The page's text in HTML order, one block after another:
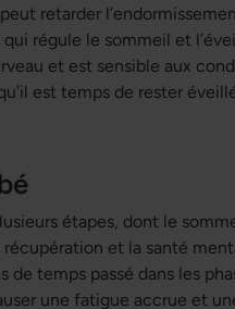
retarder
régule le sommeil et
et est sensible aux
est temps de rester
étapes, dont le
et la santé
temps passé dans les
une fatigue accrue et